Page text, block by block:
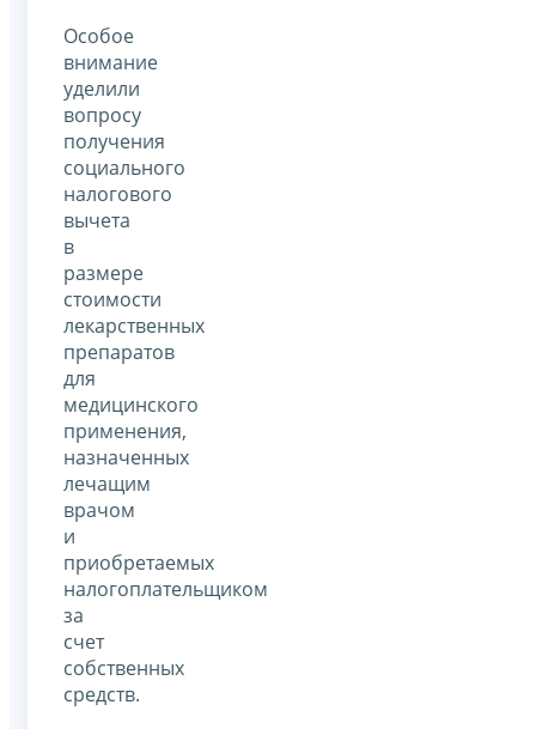
Особое
внимание
уделили
вопросу
получения
социального
налогового
вычета
в
размере
стоимости
лекарственных
препаратов
для
медицинского
применения,
назначенных
лечащим
врачом
и
приобретаемых
налогоплательщиком
за
счет
собственных
средств.